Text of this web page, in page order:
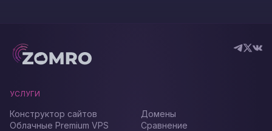
УСЛУГИ
Конструктор сайтов
Облачные Premium VPS
Домены
Сравнение